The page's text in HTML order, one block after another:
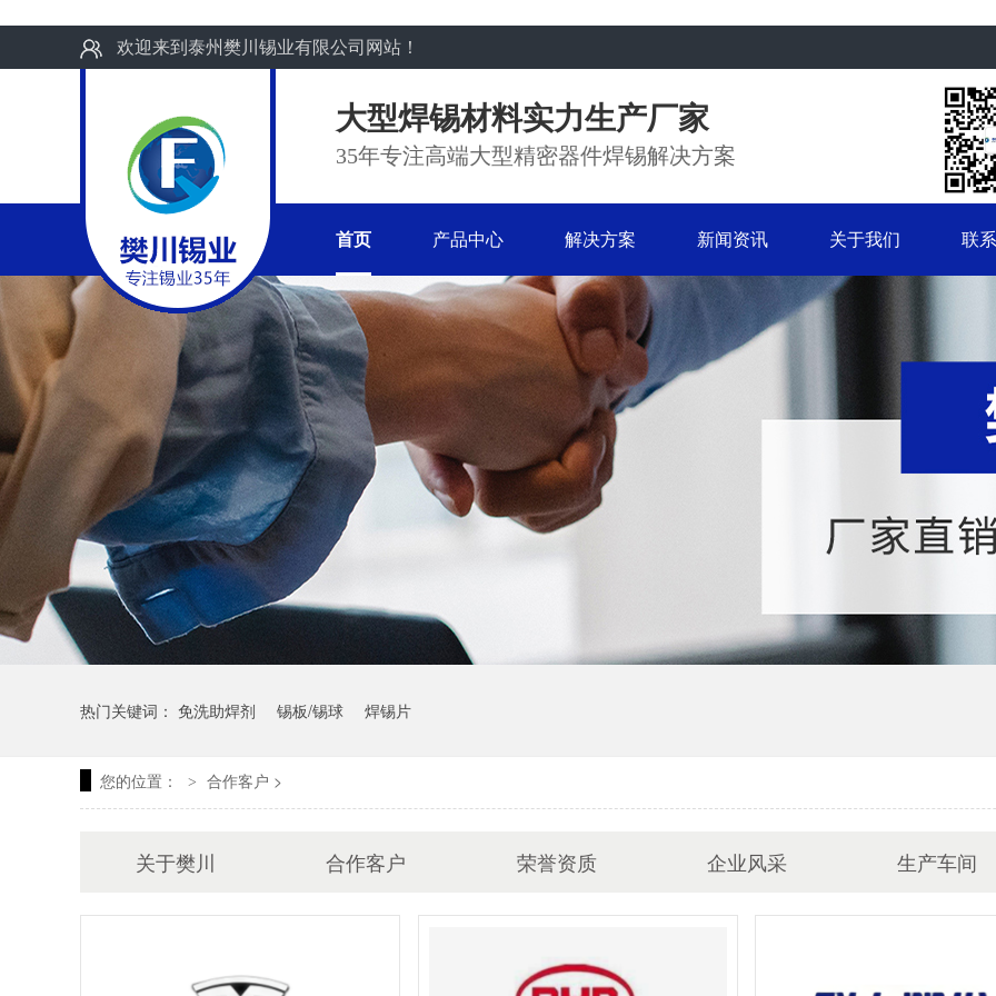
欢迎来到泰州樊川锡业有限公司网站！
大型焊锡材料实力生产厂家
35年专注高端大型精密器件焊锡解决方案
首页 产品中心 解决方案 新闻资讯 关于我们 联
热门关键词： 免洗助焊剂 锡板/锡球 焊锡片
您的位置： > 合作客户 >
关于樊川 合作客户 荣誉资质 企业风采 生产车间